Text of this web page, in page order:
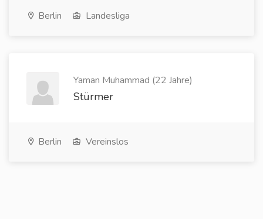
Berlin Landesliga
Yaman Muhammad (22 Jahre)
Stürmer
Berlin Vereinslos